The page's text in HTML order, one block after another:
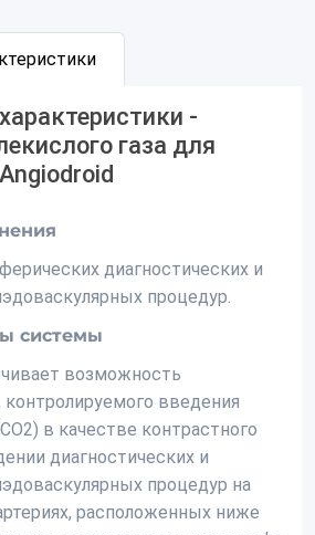
-
газа для
диагностических и
процедур.
системы
возможность
контролируемого введения
в качестве контрастного
диагностических и
процедур на
расположенных ниже